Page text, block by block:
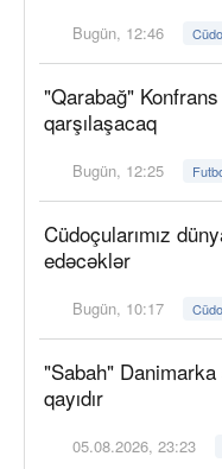
Bugün, 12:46 Cüdo
"Qarabağ"
qarşılaşacaq
Bugün, 12:25
Cüdoçularımız
edəcəklər
Bugün, 10:17 Cüdo
"Sabah"
qayıdır
05.08.2026, 23:23